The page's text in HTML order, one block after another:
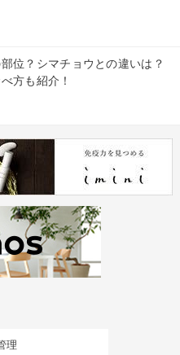
位？シマチョウとの違いは？
方も紹介！
理